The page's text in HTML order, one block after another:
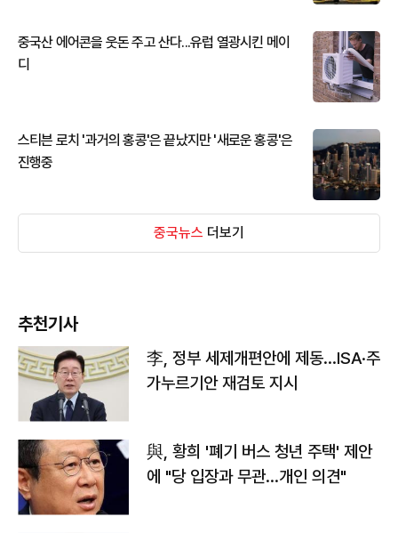
중국산 에어콘을 웃돈 주고 산다...유럽 열광시킨 메이
디
스티븐 로치 '과거의 홍콩'은 끝났지만 '새로운 홍콩'은
진행중
중국뉴스 더보기
추천기사
李, 정부 세제개편안에 제동…ISA·주
가누르기안 재검토 지시
與, 황희 '폐기 버스 청년 주택' 제안
에 "당 입장과 무관…개인 의견"